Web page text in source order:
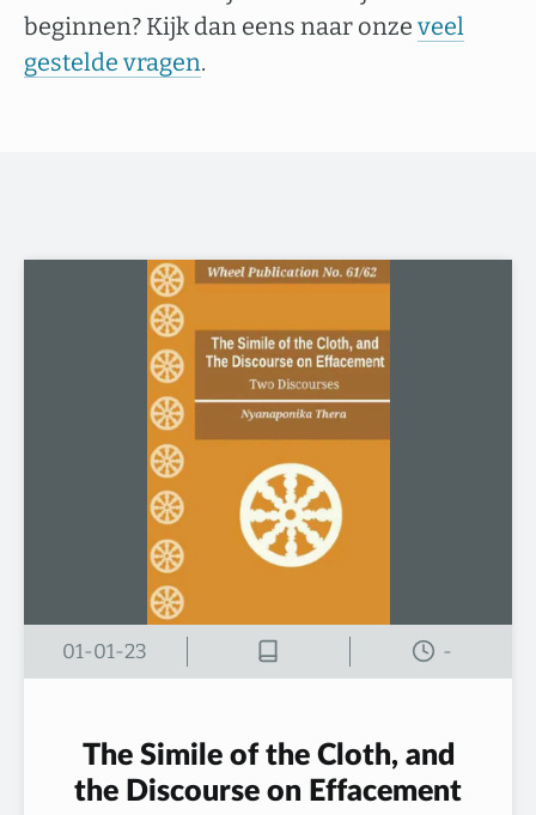
beginnen? Kijk dan eens naar onze veel
gestelde vragen.
01-01-23 -
The Simile of the Cloth, and
the Discourse on Effacement